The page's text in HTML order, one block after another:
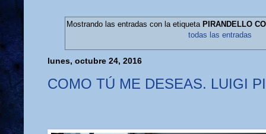
Mostrando las entradas con la etiqueta PIRANDELLO
todas las entradas
lunes, octubre 24, 2016
COMO TÚ ME DESEAS. LUIGI